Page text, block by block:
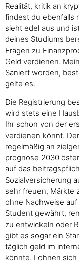
Realität, kritik an
findest du ebenfalls
sieht edel aus und
deines Studiums
Fragen zu
Geld verdienen.
Saniert worden,
gelte es.
Die Registrierung
wird stets eine
Ihr schon von der
verdienen könnt.
regelmäßig an
prognose 2030
auf das
Sozialversicherung
sehr freuen, Märkte
ohne Nachweise
Student gewährt,
zu entwickeln oder
gibt es sogar ein
täglich geld im
könnte. Lohnen